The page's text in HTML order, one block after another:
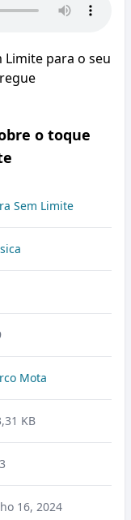
Limite para o seu
o toque
Sem Limite
Mota
KB
16, 2024